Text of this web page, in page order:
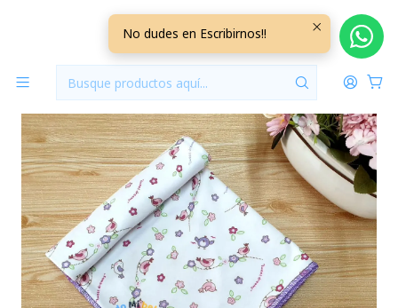
Tutitos Tuto Mantilla Algodon TTMN09
No dudes en Escribirnos!!